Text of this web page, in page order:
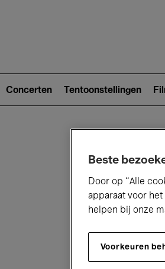
Concerten Tentoonstellingen
Beste
Door op “Alle
apparaat voor
helpen bij onze
Voorkeuren